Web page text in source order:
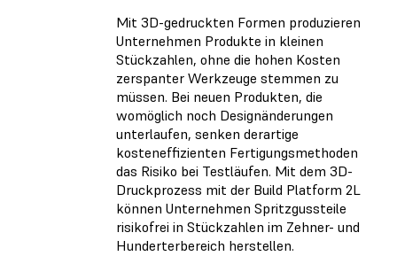
Mit 3D-gedruckten Formen produzieren
Unternehmen Produkte in kleinen
Stückzahlen, ohne die hohen Kosten
zerspanter Werkzeuge stemmen zu
müssen. Bei neuen Produkten, die
womöglich noch Designänderungen
unterlaufen, senken derartige
kosteneffizienten Fertigungsmethoden
das Risiko bei Testläufen. Mit dem 3D-
Druckprozess mit der Build Platform 2L
können Unternehmen Spritzgussteile
risikofrei in Stückzahlen im Zehner- und
Hunderterbereich herstellen.